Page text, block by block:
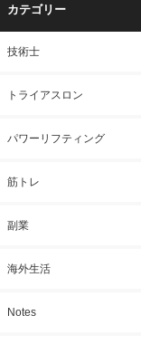
カテゴリー
技術士
トライアスロン
パワーリフティング
筋トレ
副業
海外生活
Notes